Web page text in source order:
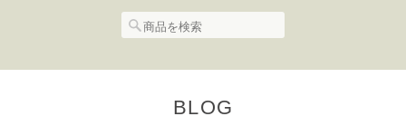
BLOG